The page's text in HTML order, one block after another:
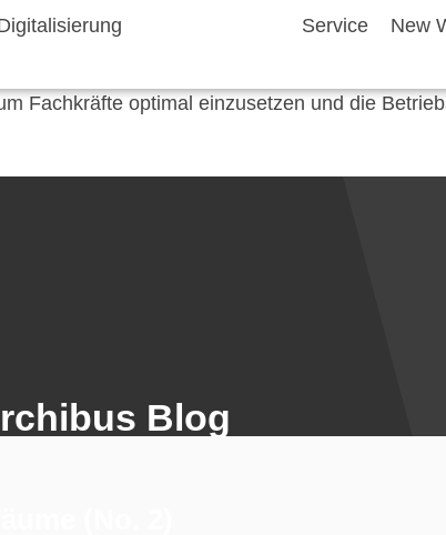
Service New
Fachkräfte optimal einzusetzen und die
Blog